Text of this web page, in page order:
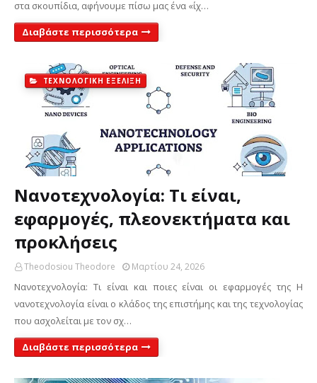
στα σκουπίδια, αφήνουμε πίσω μας ένα «ίχ…
Διαβάστε περισσότερα
ΤΕΧΝΟΛΟΓΙΚΗ ΕΞΕΛΙΞΗ
Νανοτεχνολογία: Τι είναι,
εφαρμογές, πλεονεκτήματα και
προκλήσεις
Theodosiou Theodore Μαρτίου 24, 2026
Νανοτεχνολογία: Τι είναι και ποιες είναι οι εφαρμογές της Η
νανοτεχνολογία είναι ο κλάδος της επιστήμης και της τεχνολογίας
που ασχολείται με τον σχ…
Διαβάστε περισσότερα